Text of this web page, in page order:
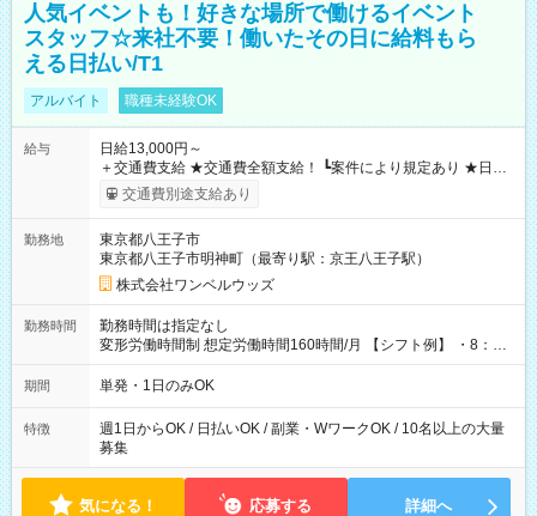
人気イベントも！好きな場所で働けるイベント
スタッフ☆来社不要！働いたその日に給料もら
える日払い/T1
アルバイト 職種未経験OK
給与
日給13,000円～
＋交通費支給 ★交通費全額支給！ ┗案件により規定あり ★日払
いOK！（規定あり） ┗働いたその日に現金GET♪ お仕事後はコ
ンビニATMから 日払い分を引き落とせます！ 【試用期間】試
交通費別途支給あり
勤務地
東京都八王子市
東京都八王子市明神町（最寄り駅：京王八王子駅）
株式会社ワンベルウッズ
勤務時間
勤務時間は指定なし
変形労働時間制 想定労働時間160時間/月 【シフト例】 ・8：00
～21：00
期間 単発・1日のみOK
特徴
週1日からOK / 日払いOK / 副業・WワークOK / 10名以上の大量
募集
気になる！ 応募する 詳細へ